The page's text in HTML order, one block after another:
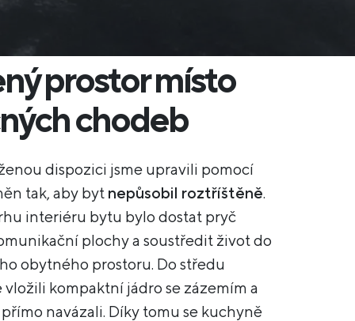
prostor místo
chodeb
dispozici jsme upravili pomocí
tak, aby byt nepůsobil roztříštěně
interiéru bytu bylo dostat pryč
plochy a soustředit život do
obytného prostoru. Do středu
vložili kompaktní jádro se zázemím a
navázali. Díky tomu se kuchyně